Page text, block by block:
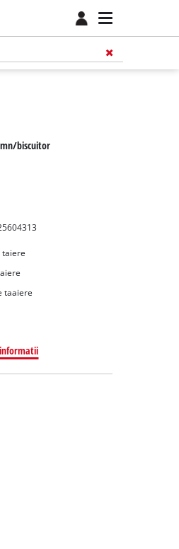
biscuitor
taiere
taaiere